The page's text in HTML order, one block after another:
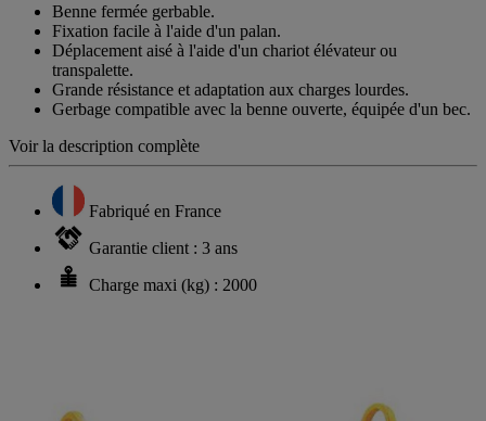
Benne fermée gerbable.
Fixation facile à l'aide d'un palan.
Déplacement aisé à l'aide d'un chariot élévateur ou
transpalette.
Grande résistance et adaptation aux charges lourdes.
Gerbage compatible avec la benne ouverte, équipée d'un bec.
Voir la description complète
Fabriqué en France
Garantie client : 3 ans
Charge maxi (kg) : 2000